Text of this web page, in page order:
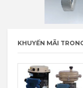
KHUYẾN MÃI